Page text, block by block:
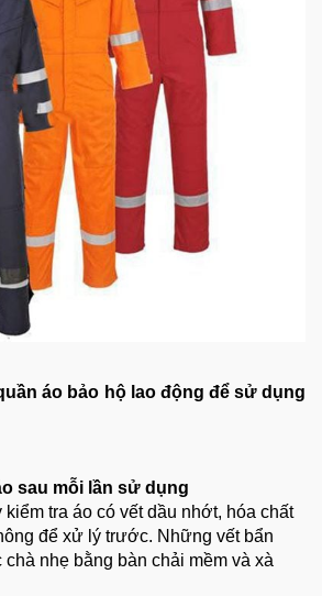
áo bảo hộ lao động để sử dụng
sau mỗi lần sử dụng
tra áo có vết dầu nhớt, hóa chất
để xử lý trước. Những vết bẩn
nhẹ bằng bàn chải mềm và xà